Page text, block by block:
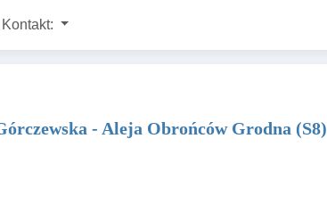
Kontakt:
- Aleja Obrońców Grodna (S8)